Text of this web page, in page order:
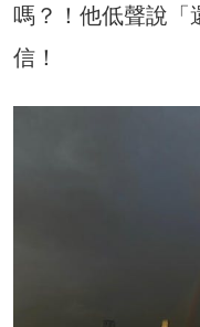
嗎？！他低聲說「
信！